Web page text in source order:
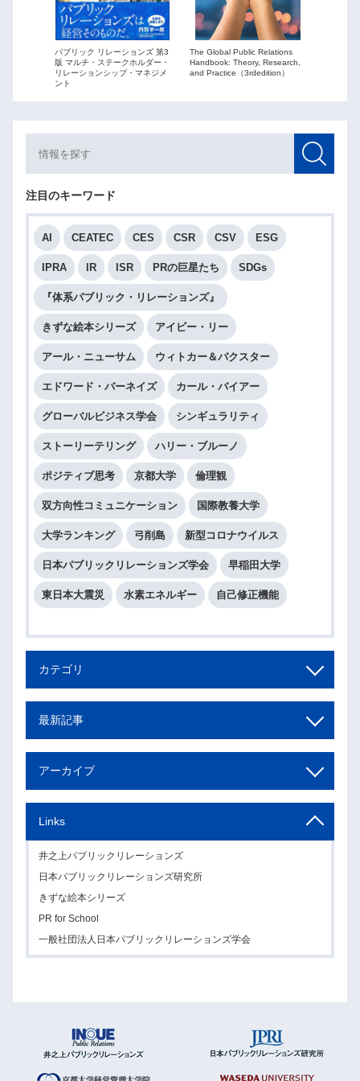
パブリック リレーションズ 第3
版 マルチ・ステークホルダー・
リレーションシップ・マネジメ
ント
The Global Public Relations
Handbook: Theory, Research,
and Practice（3rdedition）
注目のキーワード
AI CEATEC CES CSR CSV ESG
IPRA IR ISR PRの巨星たち SDGs
『体系パブリック・リレーションズ』
きずな絵本シリーズ アイビー・リー
アール・ニューサム ウィトカー＆バクスター
エドワード・バーネイズ カール・バイアー
グローバルビジネス学会 シンギュラリティ
ストーリーテリング ハリー・ブルーノ
ポジティブ思考 京都大学 倫理観
双方向性コミュニケーション 国際教養大学
大学ランキング 弓削島 新型コロナウイルス
日本パブリックリレーションズ学会 早稲田大学
東日本大震災 水素エネルギー 自己修正機能
カテゴリ
最新記事
アーカイブ
Links
井之上パブリックリレーションズ
日本パブリックリレーションズ研究所
きずな絵本シリーズ
PR for School
一般社団法人日本パブリックリレーションズ学会